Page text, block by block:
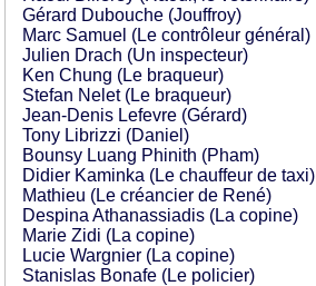
Gérard Dubouche (Jouffroy)
Marc Samuel (Le contrôleur général)
Julien Drach (Un inspecteur)
Ken Chung (Le braqueur)
Stefan Nelet (Le braqueur)
Jean-Denis Lefevre (Gérard)
Tony Librizzi (Daniel)
Bounsy Luang Phinith (Pham)
Didier Kaminka (Le chauffeur de taxi)
Mathieu (Le créancier de René)
Despina Athanassiadis (La copine)
Marie Zidi (La copine)
Lucie Wargnier (La copine)
Stanislas Bonafe (Le policier)